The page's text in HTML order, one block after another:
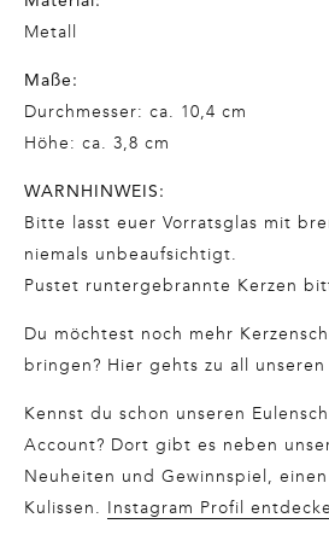
Metall
Maße:
Durchmesser: ca. 10,4 cm
Höhe: ca. 3,8 cm
WARNHINWEIS:
Bitte lasst euer Vorratsglas mit
niemals unbeaufsichtigt.
Pustet runtergebrannte Kerzen
Du möchtest noch mehr
bringen? Hier gehts zu all unseren
Kennst du schon unseren
Account? Dort gibt es neben
Neuheiten und Gewinnspiel,
Kulissen. Instagram Profil